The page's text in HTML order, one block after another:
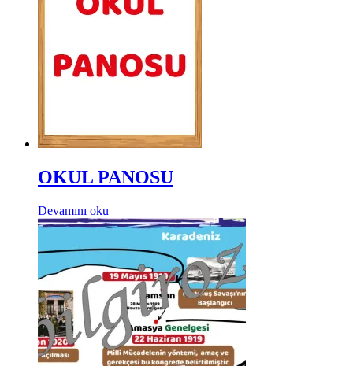
OKUL PANOSU
Devamını oku